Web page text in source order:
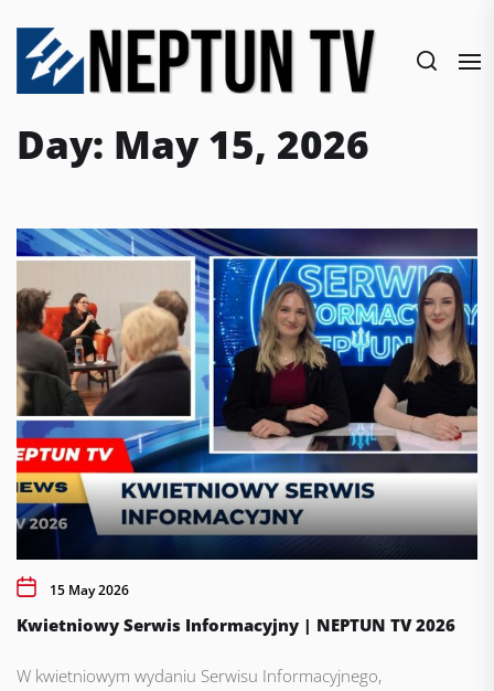
content
Day: May 15, 2026
15 May 2026
Kwietniowy Serwis Informacyjny | NEPTUN TV 2026
W kwietniowym wydaniu Serwisu Informacyjnego,